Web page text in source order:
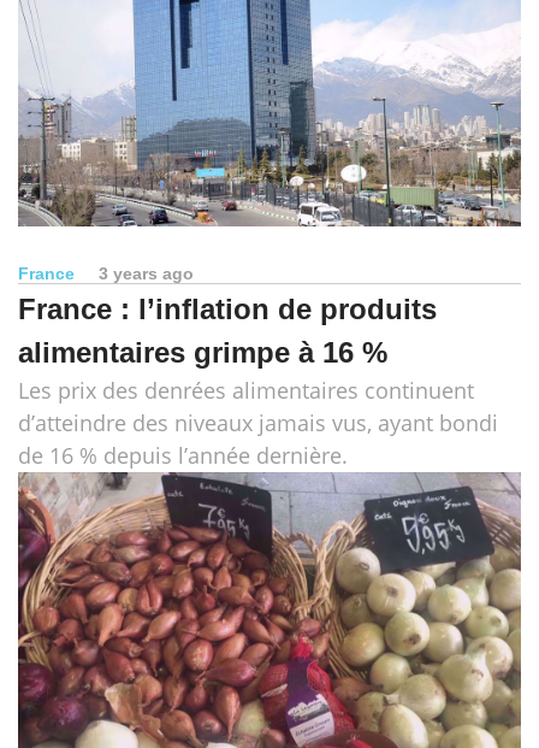
France 3 years ago
France : l’inflation de produits
alimentaires grimpe à 16 %
Les prix des denrées alimentaires continuent
d’atteindre des niveaux jamais vus, ayant bondi
de 16 % depuis l’année dernière.